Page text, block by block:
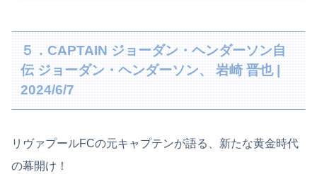
５．CAPTAIN ジョーダン・ヘンダーソン自
伝 ジョーダン・ヘンダーソン、 岩崎 晋也 |
2024/6/7
リヴァプールFCの元キャプテンが語る、新たな黄金時代
の幕開け！